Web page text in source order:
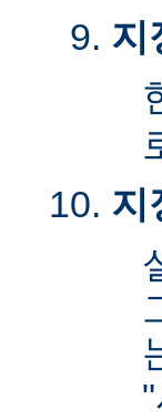
지
지